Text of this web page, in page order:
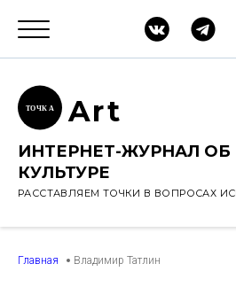
ТОЧК А Art
ИНТЕРНЕТ-ЖУРНАЛ ОБ
КУЛЬТУРЕ
РАССТАВЛЯЕМ ТОЧКИ В ВОПРОСАХ
Главная Владимир Татлин